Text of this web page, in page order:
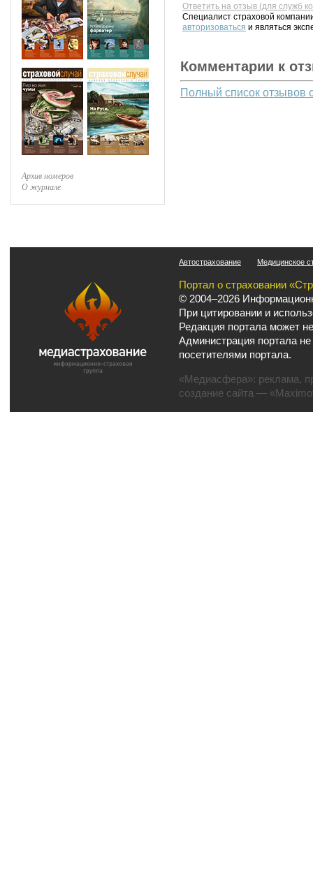
Архив номеров
О журнале
Ответить на отзыв (для служб
Специалист страховой
авторизоваться и являться
Комментарии к
Полный список отзывов
Автострахование Медицинское
Портал о страховании
© 2004–2026
При цитировании и
Редакция портала может
Администрация портала
посетителями портала.
«Медиасфера»: реклама,
создание сайта —